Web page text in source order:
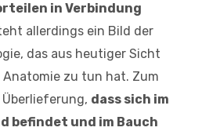
in Verbindung
allerdings ein Bild der
das aus heutiger Sicht
zu tun hat. Zum
Überlieferung, dass sich im
befindet und im Bauch